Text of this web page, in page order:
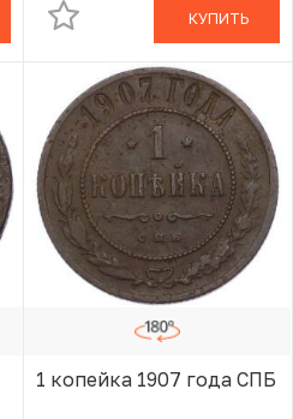
КУПИТЬ
1 копейка 1907 года СПБ